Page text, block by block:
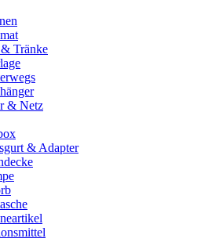
Tränke
& Netz
& Adapter